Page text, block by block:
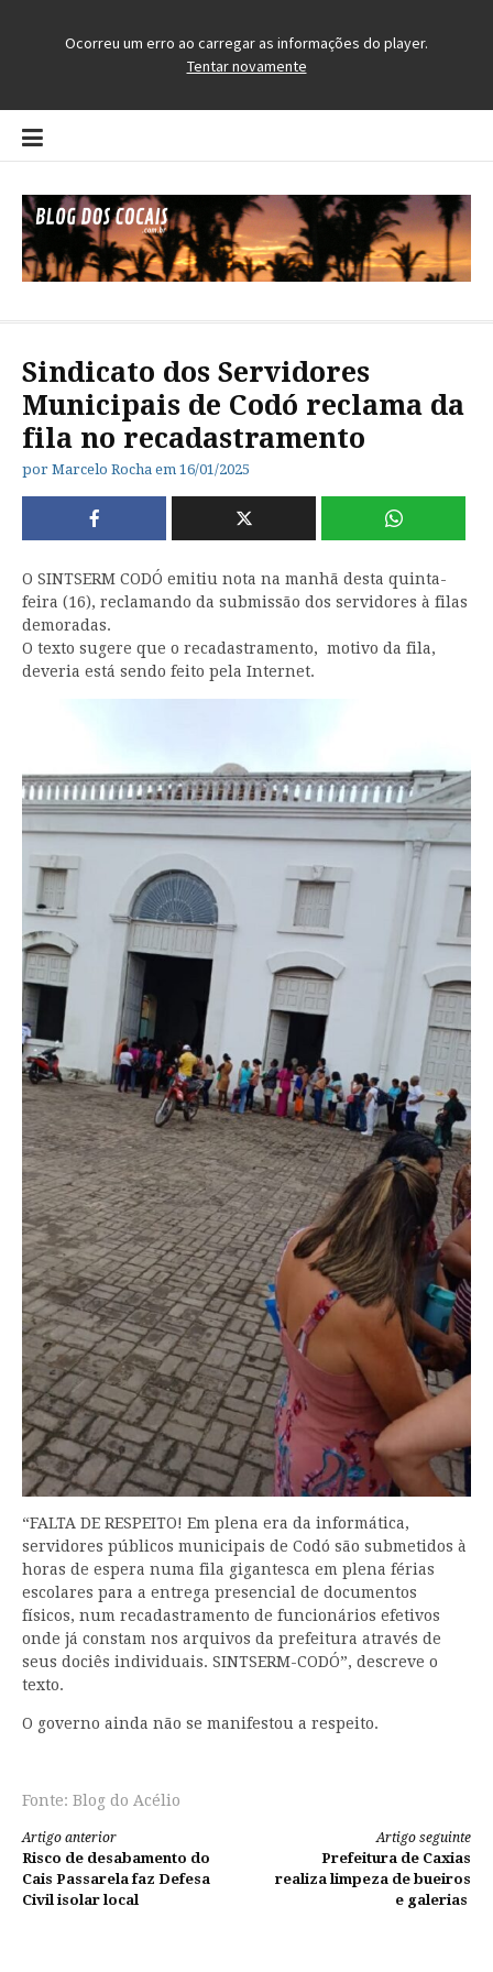
Pular
para
conteúdo
Sindicato dos Servidores
Municipais de Codó reclama da
fila no recadastramento
por Marcelo Rocha em 16/01/2025
O SINTSERM CODÓ emitiu nota na manhã desta quinta-
feira (16), reclamando da submissão dos servidores à filas
demoradas.
O texto sugere que o recadastramento, motivo da fila,
deveria está sendo feito pela Internet.
“FALTA DE RESPEITO! Em plena era da informática,
servidores públicos municipais de Codó são submetidos à
horas de espera numa fila gigantesca em plena férias
escolares para a entrega presencial de documentos
físicos, num recadastramento de funcionários efetivos
onde já constam nos arquivos da prefeitura através de
seus dociês individuais. SINTSERM-CODÓ”, descreve o
texto.
O governo ainda não se manifestou a respeito.
Fonte: Blog do Acélio
Continue
lendo
Artigo anterior
Risco de desabamento do
Cais Passarela faz Defesa
Civil isolar local
Artigo seguinte
Prefeitura de Caxias
realiza limpeza de bueiros
e galerias